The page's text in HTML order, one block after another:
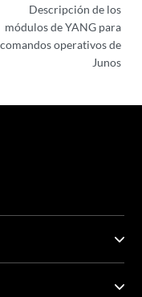
Descripción de los
módulos de YANG para
comandos operativos de
Junos